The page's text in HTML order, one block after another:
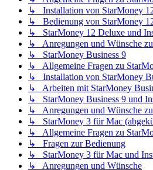
↳ Installation von StarMoney
↳ Bedienung von StarMoney
↳ StarMoney 12 Deluxe und
↳ Anregungen und Wünsche
↳ StarMoney Business 9
↳ Allgemeine Fragen zu
↳ Installation von StarMoney
↳ Arbeiten mit StarMoney
↳ StarMoney Business 9 und
↳ Anregungen und Wünsche
↳ StarMoney 3 für Mac
↳ Allgemeine Fragen zu
↳ Fragen zur Bedienung
↳ StarMoney 3 für Mac und
↳ Anregungen und Wünsche